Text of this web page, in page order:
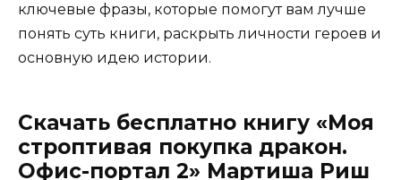
ключевые фразы, которые помогут вам лучше
понять суть книги, раскрыть личности героев и
основную идею истории.
Скачать бесплатно книгу «Моя
строптивая покупка дракон.
Офис-портал 2» Мартиша Риш